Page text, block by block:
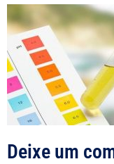
Deixe um